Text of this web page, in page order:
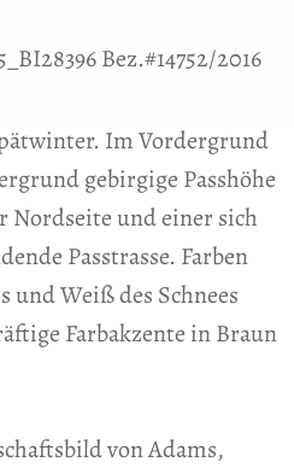
Bez.#14752/2016
Im Vordergrund
gebirgige Passhöhe
Nordseite und einer sich
Passtrasse. Farben
und Weiß des Schnees
Farbakzente in Braun
von Adams,